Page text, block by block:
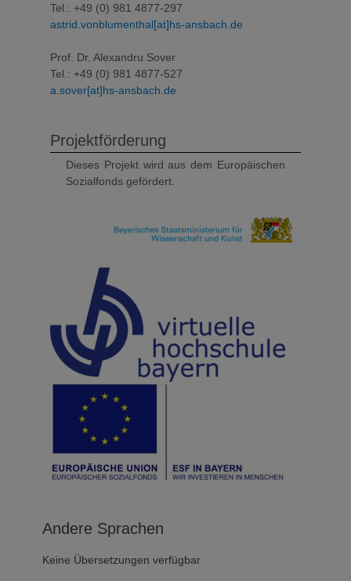
Tel.: +49 (0) 981 4877-297
astrid.vonblumenthal[at]hs-ansbach.de
Prof. Dr. Alexandru Sover
Tel.: +49 (0) 981 4877-527
a.sover[at]hs-ansbach.de
Projektförderung
Dieses Projekt wird aus dem Europäischen
Sozialfonds gefördert.
Andere Sprachen
Keine Übersetzungen verfügbar